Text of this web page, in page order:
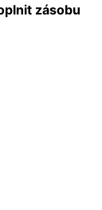
zásobu